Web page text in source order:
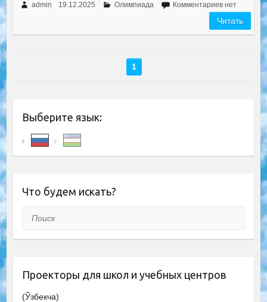
admin 19.12.2025 Олимпиада Комментариев нет
Читать
1
Выберите язык:
Что будем искать?
Поиск
Проекторы для школ и учебных центров
(Ўзбекча)